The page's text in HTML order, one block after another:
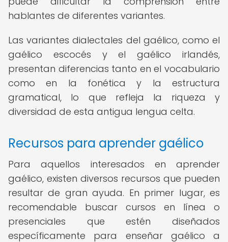
hablantes de diferentes variantes.
Las variantes dialectales del gaélico, como el
gaélico escocés y el gaélico irlandés,
presentan diferencias tanto en el vocabulario
como en la fonética y la estructura
gramatical, lo que refleja la riqueza y
diversidad de esta antigua lengua celta.
Recursos para aprender gaélico
Para aquellos interesados en aprender
gaélico, existen diversos recursos que pueden
resultar de gran ayuda. En primer lugar, es
recomendable buscar cursos en línea o
presenciales que estén diseñados
específicamente para enseñar gaélico a